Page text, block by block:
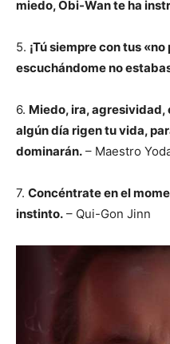
miedo, Obi-Wan te ha
5. ¡Tú siempre con tus
escuchándome no
6. Miedo, ira, agresividad,
algún día rigen tu vida,
dominarán. – Maestro
7. Concéntrate en el
instinto. – Qui-Gon Jinn